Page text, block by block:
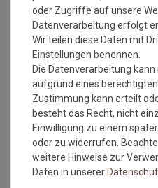
Astra Teppich Samoa
Des.001 Anthrazit 040 |
140x200 cm
Grundpreis:179,00 €/
oder Zugriffe auf unsere
Datenverarbeitung erfolgt
Wir teilen diese Daten mit
Einstellungen benennen.
Die Datenverarbeitung
aufgrund eines
Zustimmung kann erteilt
besteht das Recht, nicht
Einwilligung zu einem
oder zu widerrufen.
weitere Hinweise zur
Daten in unserer